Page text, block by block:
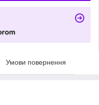
Умови повернення